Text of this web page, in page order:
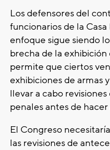
Los defensores del
funcionarios de la
enfoque sigue siendo
brecha de la exhibición
permite que ciertos
exhibiciones de armas
llevar a cabo
penales antes de
El Congreso
las revisiones de